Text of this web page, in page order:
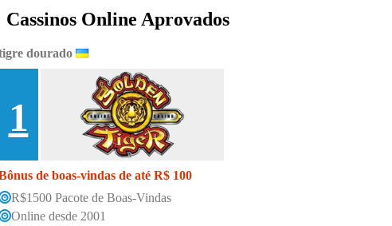
Cassinos Online Aprovados
dourado
1
de boas-vindas de até R$ 100
R$1500 Pacote de Boas-Vindas
Online desde 2001